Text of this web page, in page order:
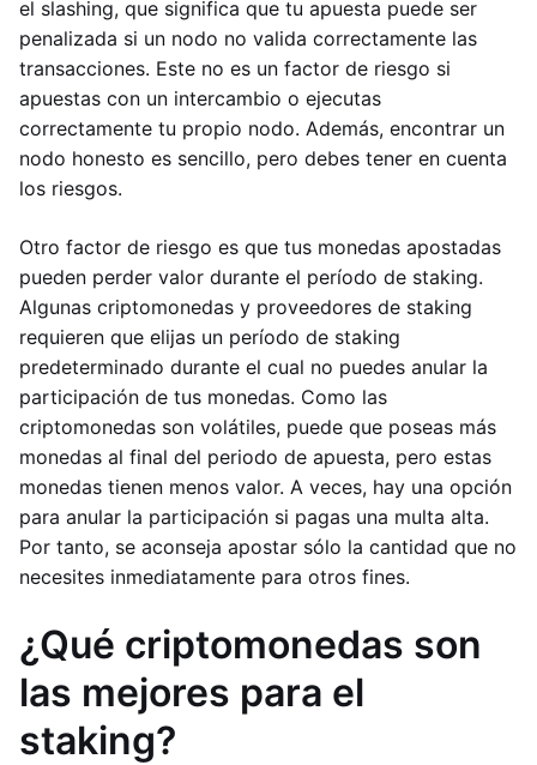
el slashing, que significa que tu apuesta puede ser
penalizada si un nodo no valida correctamente las
transacciones. Este no es un factor de riesgo si
apuestas con un intercambio o ejecutas
correctamente tu propio nodo. Además, encontrar un
nodo honesto es sencillo, pero debes tener en cuenta
los riesgos.
Otro factor de riesgo es que tus monedas apostadas
pueden perder valor durante el período de staking.
Algunas criptomonedas y proveedores de staking
requieren que elijas un período de staking
predeterminado durante el cual no puedes anular la
participación de tus monedas. Como las
criptomonedas son volátiles, puede que poseas más
monedas al final del periodo de apuesta, pero estas
monedas tienen menos valor. A veces, hay una opción
para anular la participación si pagas una multa alta.
Por tanto, se aconseja apostar sólo la cantidad que no
necesites inmediatamente para otros fines.
¿Qué criptomonedas son
las mejores para el
staking?